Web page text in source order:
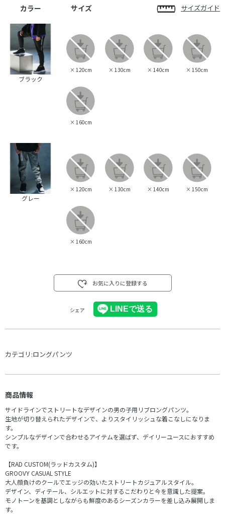
カラー サイズ サイズガイド
ブラック
× 120cm × 130cm × 140cm × 150cm
× 160cm
グレー
× 120cm × 130cm × 140cm × 150cm
× 160cm
お気に入りに登録する
シェア
カテゴリ:ロングパンツ
商品情報
サイドラインでストリートなデザインの男の子用リブロングパンツ。
生地が切り替えられたデザインで、よりスタイリッシュな着こなしになりま
す。
シンプルなデザインで合わせるアイテムを選ばず、デイリーユースにおすすめ
です。
【RAD CUSTOM(ラッドカスタム)】
GROOVY CASUAL STYLE
大人顔負けのクールでエッジの効いたストリートカジュアルスタイル。
デザイン、ディテール、シルエットに対するこだわりと今を意識した提案。
モノトーンを基調としながらも鮮度のあるシーズンカラーを差し込み展開しま
す。